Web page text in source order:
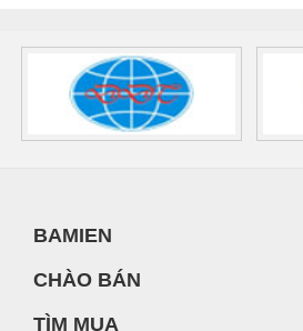
BAMIEN
CHÀO BÁN
TÌM MUA